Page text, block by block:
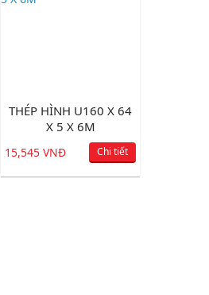
THÉP HÌNH U160 X 64
X 5 X 6M
15,545 VNĐ Chi tiết